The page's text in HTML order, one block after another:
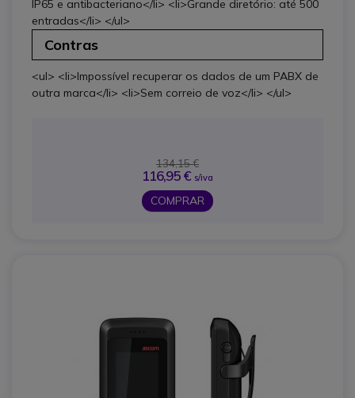
IP65 e antibacteriano</li> <li>Grande diretório: até 500
entradas</li> </ul>
Contras
<ul> <li>Impossível recuperar os dados de um PABX de
outra marca</li> <li>Sem correio de voz</li> </ul>
134,15 €
116,95 € s/iva
COMPRAR